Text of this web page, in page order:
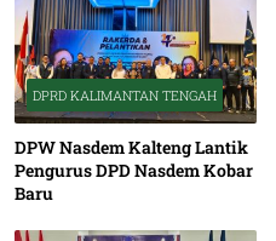
DPRD KALIMANTAN TENGAH
DPW Nasdem Kalteng Lantik
Pengurus DPD Nasdem Kobar
Baru